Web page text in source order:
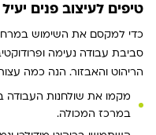
טיפים לעיצוב פנים
כדי למקסם את השימוש
סביבת עבודה נעימה
הריהוט והאבזור. הנה כמה
מקמו את שולחנות העבודה
במרכז המכולה.